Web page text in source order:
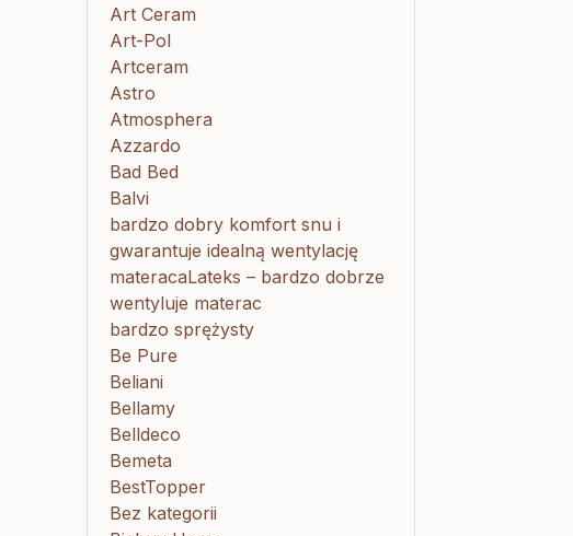
Art Ceram
Art-Pol
Artceram
Astro
Atmosphera
Azzardo
Bad Bed
Balvi
bardzo dobry komfort snu i
gwarantuje idealną wentylację
materacaLateks – bardzo dobrze
wentyluje materac
bardzo sprężysty
Be Pure
Beliani
Bellamy
Belldeco
Bemeta
BestTopper
Bez kategorii